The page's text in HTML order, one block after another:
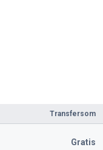
Transfersom
Gratis